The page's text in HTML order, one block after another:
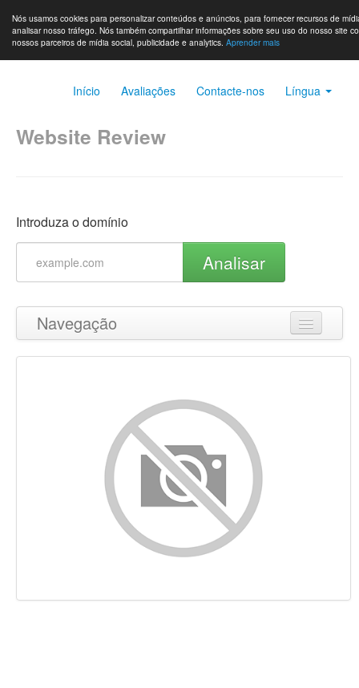
Nós usamos cookies para personalizar conteúdos e anúncios, para fornecer recursos de
analisar nosso tráfego. Nós também compartilhar informações sobre seu uso do nosso site
nossos parceiros de mídia social, publicidade e analytics. Aprender mais
Início Avaliações Contacte-nos Língua
Website Review
Introduza o domínio
Analisar
Navegação
Ir para o topo
Palavras-chave
Usabilidade
Documento
Dispositivos Móveis